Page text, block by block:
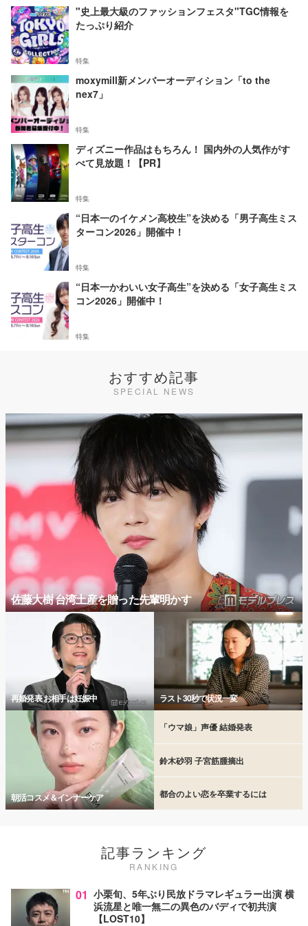
"史上最大級のファッションフェスタ"TGC情報を
たっぷり紹介
特集
moxymill新メンバーオーディション「to the
nex7」
特集
ディズニー作品はもちろん！ 国内外の人気作がす
べて見放題！【PR】
特集
“日本一のイケメン高校生”を決める「男子高生ミス
ターコン2026」開催中！
特集
“日本一かわいい女子高生”を決める「女子高生ミス
コン2026」開催中！
特集
おすすめ記事
SPECIAL NEWS
佐藤大樹 台湾土産を贈った先輩明かす
再婚発表 お相手は妊娠中 ラスト30秒で状況一変
朝活コスメ＆インナーケア
「ウマ娘」声優 結婚発表
鈴木砂羽 子宮筋腫摘出
都合のよい恋を卒業するには
記事ランキング
RANKING
01 小栗旬、5年ぶり民放ドラマレギュラー出演 横
浜流星と唯一無二の異色のバディで初共演
【LOST10】